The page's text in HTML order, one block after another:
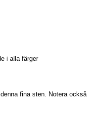
i alla färger
fina sten. Notera också